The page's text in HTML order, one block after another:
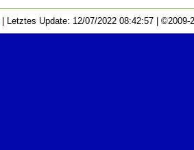
Letztes Update: 12/07/2022 08:42:57 |